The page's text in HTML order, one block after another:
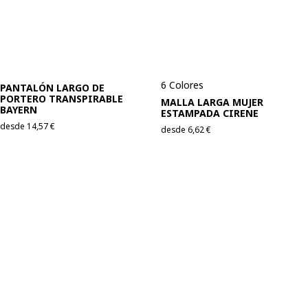
PANTALÓN LARGO DE
PORTERO TRANSPIRABLE
BAYERN
desde 14,57€
6 Colores
MALLA LARGA MUJER
ESTAMPADA CIRENE
desde 6,62€